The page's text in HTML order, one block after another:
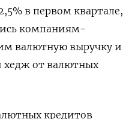
в первом квартале,
компаниям-
валютную выручку и
от валютных
кредитов